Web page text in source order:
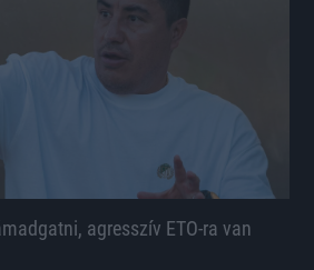
agresszív ETO-ra van